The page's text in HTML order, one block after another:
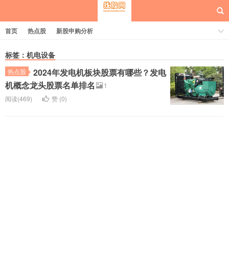
每日概念股
首页 热点股 新股申购分析
标签：机电设备
热点股
2024年发电机板块股票有哪些？发电
机概念龙头股票名单排名
1
阅读(469)
赞 (0)